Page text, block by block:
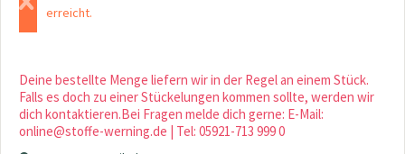
erreicht.
Deine bestellte Menge liefern wir in der Regel an einem Stück.
Falls es doch zu einer Stückelungen kommen sollte, werden wir
dich kontaktieren.Bei Fragen melde dich gerne: E-Mail:
online@stoffe-werning.de | Tel: 05921-713 999 0